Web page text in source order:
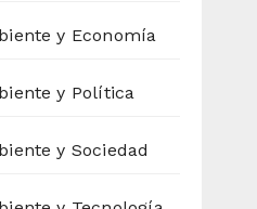
y Economía
y Política
y Sociedad